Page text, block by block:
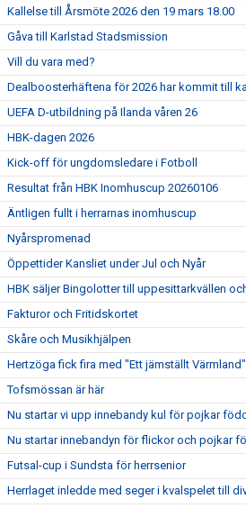
Kallelse till Årsmöte 2026 den 19 mars 18.00
Gåva till Karlstad Stadsmission
Vill du vara med?
Dealboosterhäftena för 2026 har kommit till
UEFA D-utbildning på Ilanda våren 26
HBK-dagen 2026
Kick-off för ungdomsledare i Fotboll
Resultat från HBK Inomhuscup 20260106
Äntligen fullt i herrarnas inomhuscup
Nyårspromenad
Öppettider Kansliet under Jul och Nyår
HBK säljer Bingolotter till uppesittarkvällen
Fakturor och Fritidskortet
Skåre och Musikhjälpen
Hertzöga fick fira med "Ett jämställt Värmland"
Tofsmössan är här
Nu startar vi upp innebandy kul för pojkar
Nu startar innebandyn för flickor och pojkar
Futsal-cup i Sundsta för herrsenior
Herrlaget inledde med seger i kvalspelet till